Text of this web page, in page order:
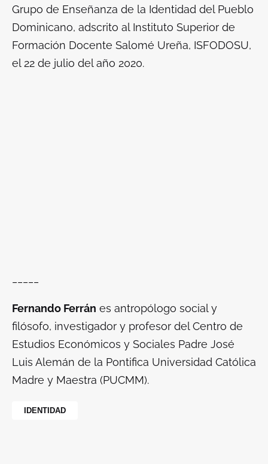
Grupo de Enseñanza de la Identidad del Pueblo
Dominicano, adscrito al Instituto Superior de
Formación Docente Salomé Ureña, ISFODOSU,
el 22 de julio del año 2020.
Fernando Ferrán es antropólogo social y
filósofo, investigador y profesor del Centro de
Estudios Económicos y Sociales Padre José
Luis Alemán de la Pontifica Universidad Católica
Madre y Maestra (PUCMM).
IDENTIDAD